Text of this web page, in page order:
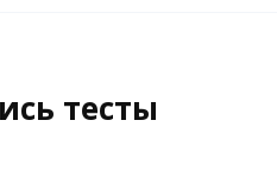
тесты